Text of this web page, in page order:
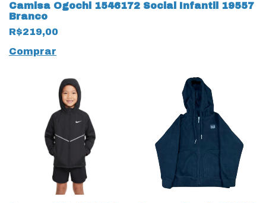
Camisa Ogochi 1546172 Social Infantil 19557
Branco
R$219,00
Comprar